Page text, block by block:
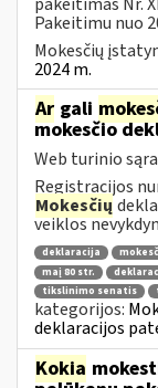
Pakeitimu nuo
Mokesčių
2024 m.
Ar gali
mokesčio
Web turinio
Registracijos
Mokesčių
veiklos
deklaracija
maį 80 str.
tikslinimo senatis
kategorijos:
deklaracijos
Kokia